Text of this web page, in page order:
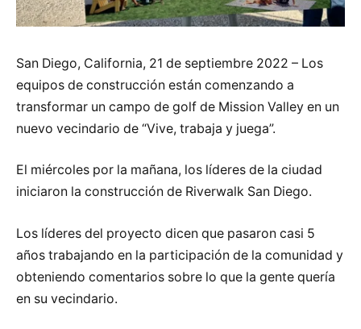
San Diego, California, 21 de septiembre 2022 – Los
equipos de construcción están comenzando a
transformar un campo de golf de Mission Valley en un
nuevo vecindario de “Vive, trabaja y juega”.
El miércoles por la mañana, los líderes de la ciudad
iniciaron la construcción de Riverwalk San Diego.
Los líderes del proyecto dicen que pasaron casi 5
años trabajando en la participación de la comunidad y
obteniendo comentarios sobre lo que la gente quería
en su vecindario.